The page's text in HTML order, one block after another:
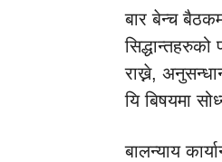
बार बेन्च
राख्ने,
यि बिषयमा
बालन्याय